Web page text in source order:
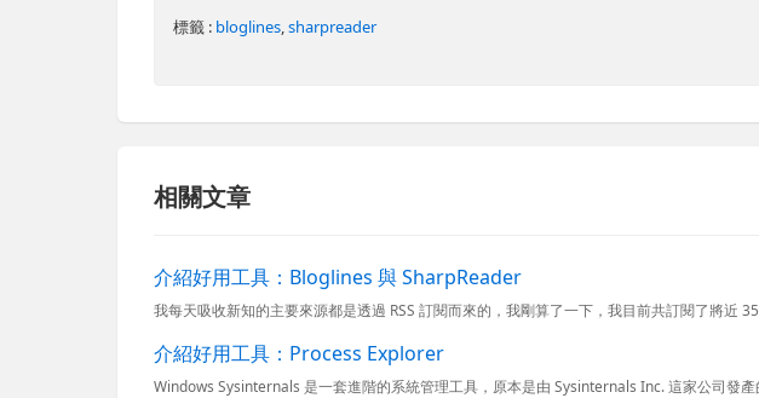
標籤 : bloglines,sharpreader
相關文章
介紹好用工具：Bloglines 與 SharpReader
介紹好用工具：Process Explorer